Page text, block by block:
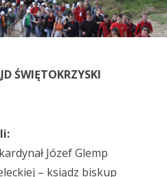
ŚWIĘTOKRZYSKI
Józef Glemp
– ksiądz biskup